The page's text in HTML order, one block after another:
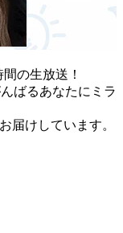
の生放送！
ばるあなたにミラ
届けしています。